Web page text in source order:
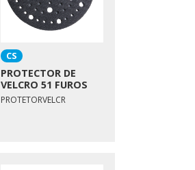
CS
PROTECTOR DE
VELCRO 51 FUROS
PROTETORVELCR